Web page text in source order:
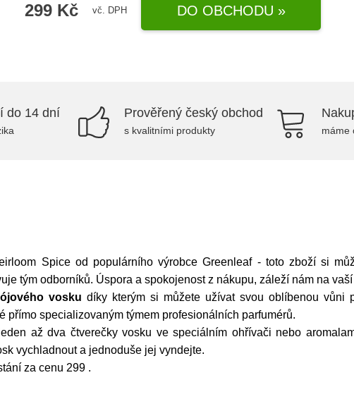
299 Kč vč. DPH DO OBCHODU »
do 14 dní Prověřený český obchod
s kvalitními produkty máme
Spice od populárního výrobce Greenleaf - toto zboží si
tým odborníků. Úspora a spokojenost z nákupu, záleží nám na
vosku díky kterým si můžete užívat svou oblíbenou vůni
specializovaným týmem profesionálních parfumérů.
až dva čtverečky vosku ve speciálním ohřívači nebo
vychladnout a jednoduše jej vyndejte.
za cenu 299 .